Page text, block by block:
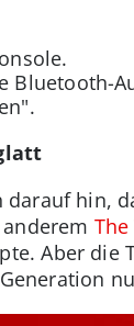
Bluetooth-
hin,
The
Aber